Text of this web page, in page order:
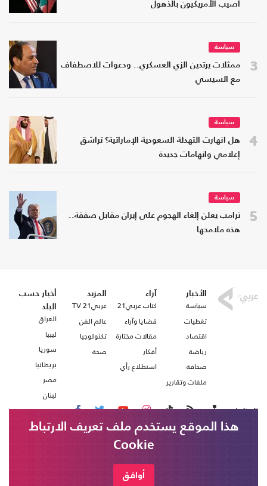
أصيب الأمريكيون بالذهول
3
سياسة
ممثلات يرتدين الزي العسكري.. ودعوات للاصطفاف
مع السيسي
4
سياسة
هل انهارت التهدئة السعودية الإماراتية؟ تراشق
إعلامي واتهامات جديدة
5
سياسة
ترامب يعلن إلغاء الهجوم على إيران مقابل صفقة..
هذه ملامحها
الأخبار
سياسة
تغطيات
اقتصاد
رياضة
صحافة
ملفات وتقارير
آراء
كتاب عربي21
قضايا وآراء
مقالات مختارة
أفكار
استطلاع رأي
المزيد
عربي21 TV
عالم الفن
تكنولوجيا
صحة
أخبار حسب
البلد
العراق
ليبيا
سوريا
بريطانيا
مصر
لبنان
تابعنا على
هذا الموقع يستخدم ملف تعريف الارتباط
Cookie
أوافق